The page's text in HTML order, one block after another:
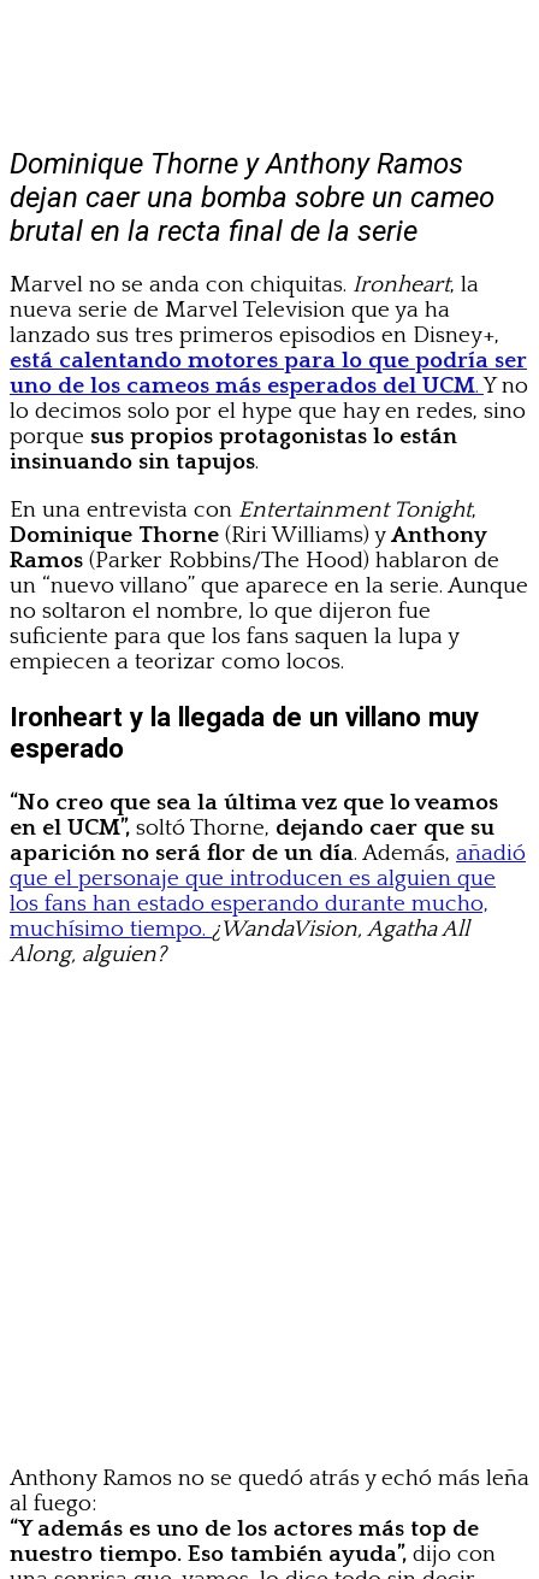
Dominique Thorne y Anthony Ramos
dejan caer una bomba sobre un cameo
brutal en la recta final de la serie
Marvel no se anda con chiquitas. Ironheart, la
nueva serie de Marvel Television que ya ha
lanzado sus tres primeros episodios en Disney+,
está calentando motores para lo que podría ser
uno de los cameos más esperados del UCM.Y no
lo decimos solo por el hype que hay en redes, sino
porque sus propios protagonistas lo están
insinuando sin tapujos.
En una entrevista con Entertainment Tonight,
Dominique Thorne (Riri Williams) yAnthony
Ramos (Parker Robbins/The Hood) hablaron de
un “nuevo villano” que aparece en la serie. Aunque
no soltaron el nombre, lo que dijeron fue
suficiente para que los fans saquen la lupa y
empiecen a teorizar como locos.
Ironheart y la llegada de un villano muy
esperado
“No creo que sea la última vez que lo veamos
en el UCM”, soltó Thorne, dejando caer que su
aparición no será flor de un día. Además, añadió
que el personaje que introducen es alguien que
los fans han estado esperando durante mucho,
muchísimo tiempo. ¿WandaVision, Agatha All
Along, alguien?
Anthony Ramos no se quedó atrás y echó más leña
al fuego:
“Y además es uno de los actores más top de
nuestro tiempo. Eso también ayuda”, dijo con